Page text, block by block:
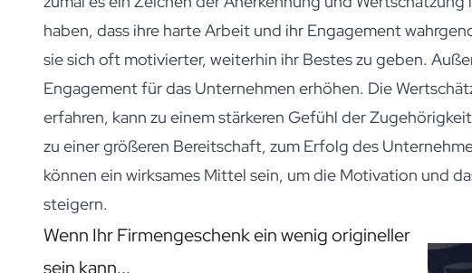
haben, dass ihre harte Arbeit und ihr Engagement
sie sich oft motivierter, weiterhin ihr Bestes zu geben.
Engagement für das Unternehmen erhöhen. Die
erfahren, kann zu einem stärkeren Gefühl der
zu einer größeren Bereitschaft, zum Erfolg des
können ein wirksames Mittel sein, um die Motivation und
steigern.
Wenn Ihr Firmengeschenk ein wenig origineller
sein kann...